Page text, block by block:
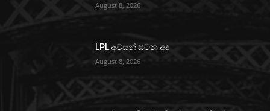
August 8, 2026
LPL අවසන් සටන අද
August 8, 2026